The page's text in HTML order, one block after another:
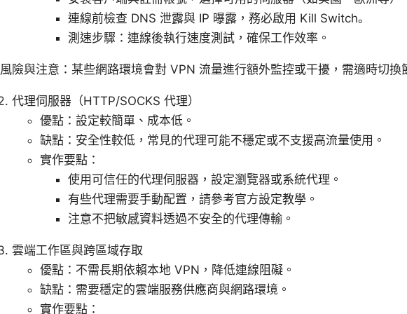
連線前檢查 DNS 泄露與 IP 曝露，務必啟用 Kill Switch。
測速步驟：連線後執行速度測試，確保工作效率。
風險與注意：某些網路環境會對 VPN 流量進行額外監控或干擾，需適時切換
代理伺服器（HTTP/SOCKS 代理）
優點：設定較簡單、成本低。
缺點：安全性較低，常見的代理可能不穩定或不支援高流量使用。
實作要點：
使用可信任的代理伺服器，設定瀏覽器或系統代理。
有些代理需要手動配置，請參考官方設定教學。
注意不把敏感資料透過不安全的代理傳輸。
雲端工作區與跨區域存取
優點：不需長期依賴本地 VPN，降低連線阻礙。
缺點：需要穩定的雲端服務供應商與網路環境。
實作要點：